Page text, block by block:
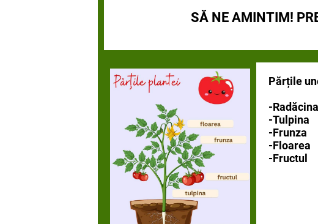
SĂ NE AMINTIM!
Părțile
-Radăcina
-Tulpina
-Frunza
-Floarea
-Fructul